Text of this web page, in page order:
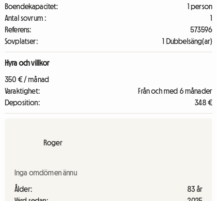
Boendekapacitet:
1 person
Antal sovrum :
1
Referens:
573596
Sovplatser:
1 Dubbelsäng(ar)
Hyra och villkor
350 € / månad
Varaktighet:
Från och med 6 månader
Deposition:
348 €
Roger
Inga omdömen ännu
Ålder:
83 år